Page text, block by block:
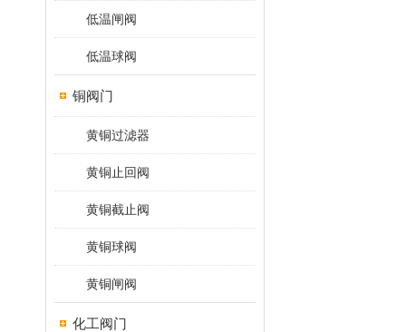
低温闸阀
低温球阀
铜阀门
黄铜过滤器
黄铜止回阀
黄铜截止阀
黄铜球阀
黄铜闸阀
化工阀门